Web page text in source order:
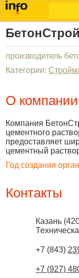
производитель
Категории:
О компании
Компания
цементного
предоставляет
цементный
Год создания
Контакты
Казань (
+7 (843)
+7 (927)